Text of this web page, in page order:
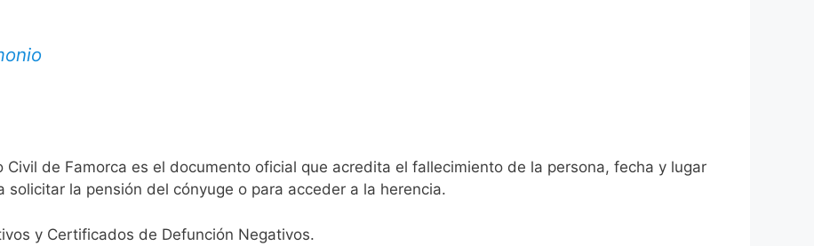
de Famorca es el documento oficial que acredita el fallecimiento de la persona, fecha y lugar
solicitar la pensión del cónyuge o para acceder a la herencia.
y Certificados de Defunción Negativos.